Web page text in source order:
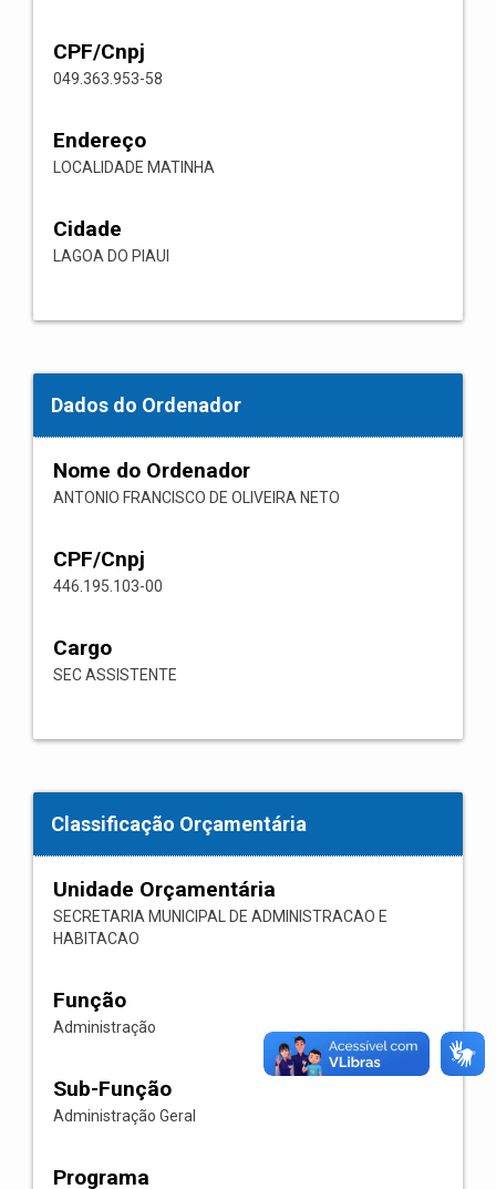
CPF/Cnpj
049.363.953-58
Endereço
LOCALIDADE MATINHA
Cidade
LAGOA DO PIAUI
Dados do Ordenador
Nome do Ordenador
ANTONIO FRANCISCO DE OLIVEIRA NETO
CPF/Cnpj
446.195.103-00
Cargo
SEC ASSISTENTE
Classificação Orçamentária
Unidade Orçamentária
SECRETARIA MUNICIPAL DE ADMINISTRACAO E
HABITACAO
Função
Administração
Sub-Função
Administração Geral
Programa